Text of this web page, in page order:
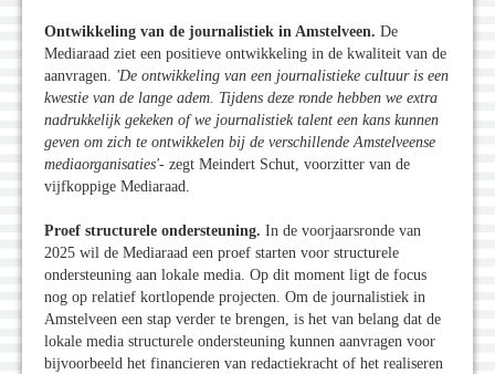
Ontwikkeling van de journalistiek in Amstelveen. De
Mediaraad ziet een positieve ontwikkeling in de kwaliteit van de
aanvragen. 'De ontwikkeling van een journalistieke cultuur is een
kwestie van de lange adem. Tijdens deze ronde hebben we extra
nadrukkelijk gekeken of we journalistiek talent een kans kunnen
geven om zich te ontwikkelen bij de verschillende Amstelveense
mediaorganisaties'- zegt Meindert Schut, voorzitter van de
vijfkoppige Mediaraad.
Proef structurele ondersteuning. In de voorjaarsronde van
2025 wil de Mediaraad een proef starten voor structurele
ondersteuning aan lokale media. Op dit moment ligt de focus
nog op relatief kortlopende projecten. Om de journalistiek in
Amstelveen een stap verder te brengen, is het van belang dat de
lokale media structurele ondersteuning kunnen aanvragen voor
bijvoorbeeld het financieren van redactiekracht of het realiseren